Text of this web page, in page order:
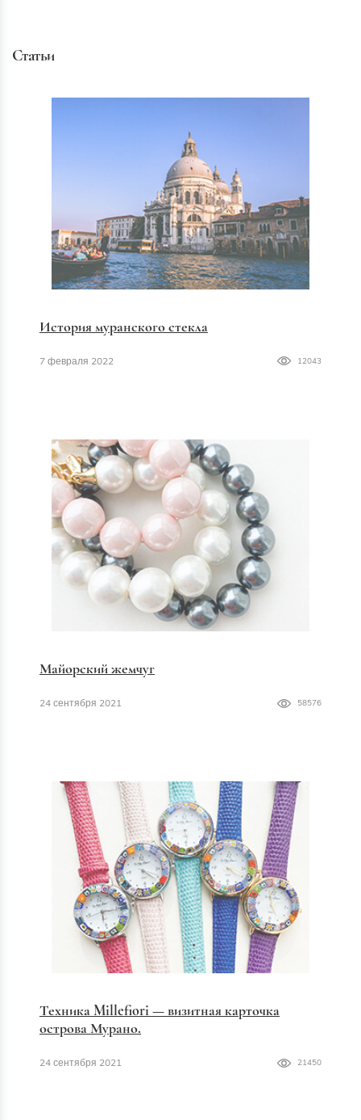
Статьи
История муранского стекла
7 февраля 2022 12043
Майорский жемчуг
24 сентября 2021 58576
Техника Millefiori — визитная карточка
острова Мурано.
24 сентября 2021 21450